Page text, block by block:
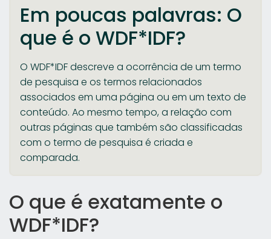
Em poucas palavras: O
que é o WDF*IDF?
O WDF*IDF descreve a ocorrência de um termo
de pesquisa e os termos relacionados
associados em uma página ou em um texto de
conteúdo. Ao mesmo tempo, a relação com
outras páginas que também são classificadas
com o termo de pesquisa é criada e
comparada.
O que é exatamente o
WDF*IDF?